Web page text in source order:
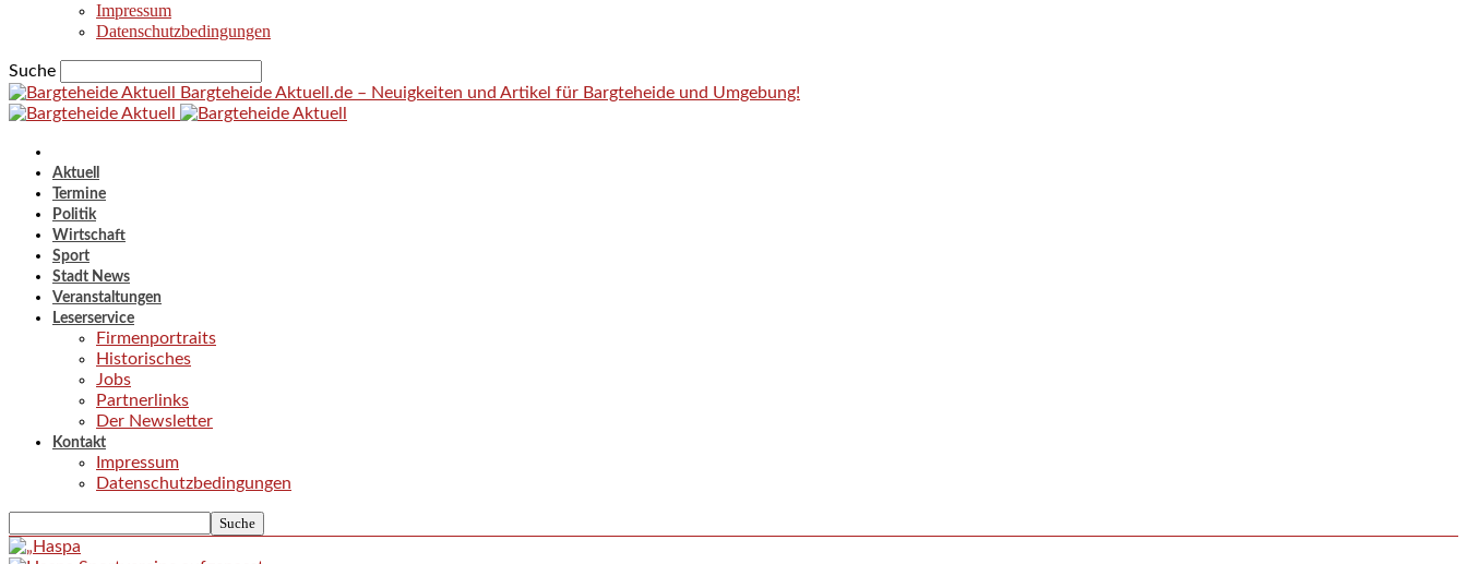
Impressum
Datenschutzbedingungen
Suche
Bargteheide Aktuell.de – Neuigkeiten und Artikel für Bargteheide und Umgebung!
Aktuell
Termine
Politik
Wirtschaft
Sport
Stadt News
Veranstaltungen
Leserservice
Firmenportraits
Historisches
Jobs
Partnerlinks
Der Newsletter
Kontakt
Impressum
Datenschutzbedingungen